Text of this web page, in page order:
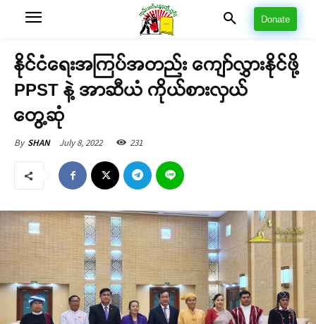
Donate
နိုင်ငံရေးအကြပ်အတည်း ကျော်လွှားနိုင်ဖို့
PPST နဲ့ အာဆီယံ ကိုယ်စားလှယ်
တွေ့ဆုံ
By SHAN July 8, 2022 231